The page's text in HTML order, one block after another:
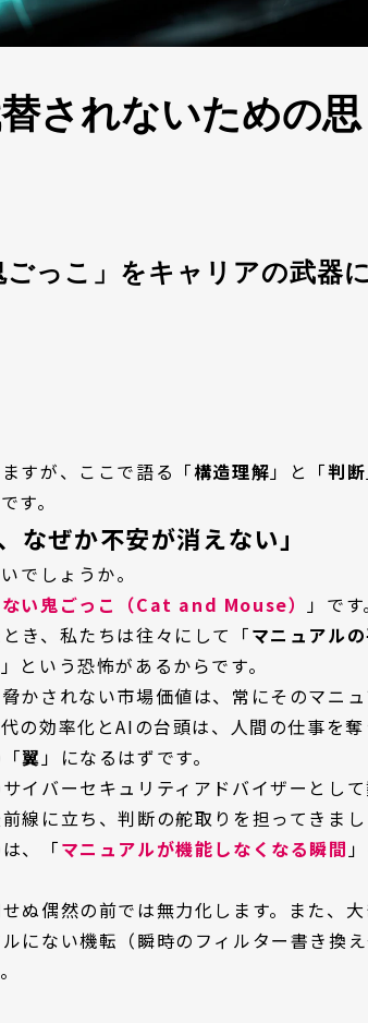
されないための思
っこ」をキャリアの武器に
すが、ここで語る「構造理解」と「判断
す。
なぜか不安が消えない」
でしょうか。
ない鬼ごっこ（Cat and Mouse）」です。
き、私たちは往々にして「マニュアル
」という恐怖があるからです。
かされない市場価値は、常にそのマニュ
の効率化とAIの台頭は、人間の仕事を奪
翼」になるはずです。
イバーセキュリティアドバイザーとし
線に立ち、判断の舵取りを担ってきまし
、「マニュアルが機能しなくなる瞬間
ぬ偶然の前では無力化します。また、大
にない機転（瞬時のフィルター書き換